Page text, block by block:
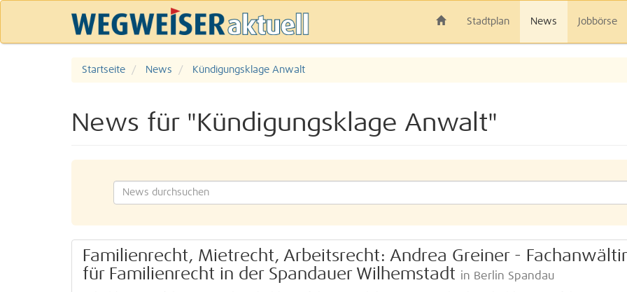
Stadtplan News Jobbörse
Startseite News Kündigungsklage Anwalt
News für "Kündigungsklage Anwalt"
Familienrecht, Mietrecht, Arbeitsrecht: Andrea Greiner -
für Familienrecht in der Spandauer Wilhemstadt in Berlin Spandau